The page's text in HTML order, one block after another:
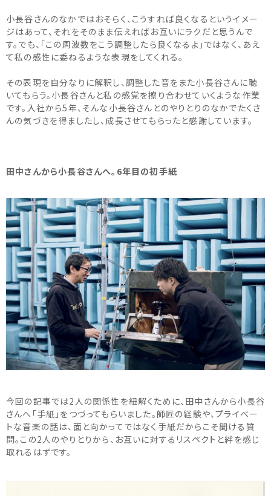
小長谷さんのなかではおそらく、こうすれば良くなるというイメー
ジはあって、それをそのまま伝えればお互いにラクだと思うんで
す。でも、「この周波数をこう調整したら良くなるよ」ではなく、あえ
て私の感性に委ねるような表現をしてくれる。
その表現を自分なりに解釈し、調整した音をまた小長谷さんに聴
いてもらう。小長谷さんと私の感覚を擦り合わせていくような作業
です。入社から5年、そんな小長谷さんとのやりとりのなかでたくさ
んの気づきを得ましたし、成長させてもらったと感謝しています。
田中さんから小長谷さんへ。6年目の初手紙
今回の記事では2人の関係性を紐解くために、田中さんから小長谷
さんへ「手紙」をつづってもらいました。師匠の経験や、プライベー
トな音楽の話は、面と向かってではなく手紙だからこそ聞ける質
問。この2人のやりとりから、お互いに対するリスペクトと絆を感じ
取れるはずです。